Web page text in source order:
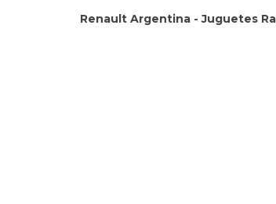
Renault Argentina - Juguetes